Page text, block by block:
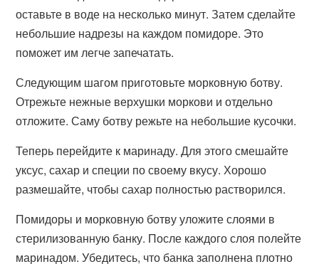
оставьте в воде на несколько минут. Затем сделайте
небольшие надрезы на каждом помидоре. Это
поможет им легче запечатать.
Следующим шагом приготовьте морковную ботву.
Отрежьте нежные верхушки моркови и отдельно
отложите. Саму ботву режьте на небольшие кусочки.
Теперь перейдите к маринаду. Для этого смешайте
уксус, сахар и специи по своему вкусу. Хорошо
размешайте, чтобы сахар полностью растворился.
Помидоры и морковную ботву уложите слоями в
стерилизованную банку. После каждого слоя полейте
маринадом. Убедитесь, что банка заполнена плотно